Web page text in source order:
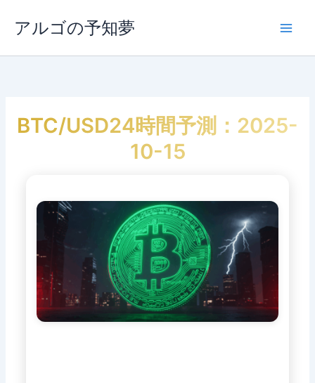
ス
アルゴの予知夢
BTC/USD24時間予測：2025-
10-15